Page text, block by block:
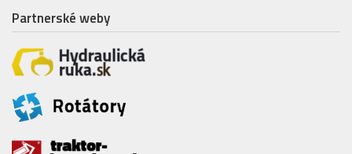
Partnerské weby